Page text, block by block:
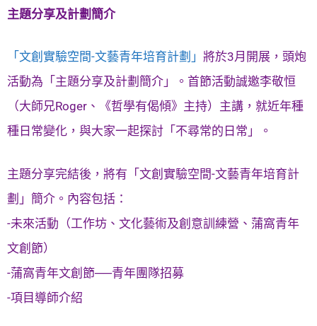
主題分享及計劃簡介
「文創實驗空間-文藝青年培育計劃」 將於3月開展，頭炮
活動為「主題分享及計劃簡介」。首節活動誠邀李敬恒
（大師兄Roger、《哲學有偈傾》主持）主講，就近年種
種日常變化，與大家一起探討「不尋常的日常」。
主題分享完結後，將有「文創實驗空間-文藝青年培育計
劃」簡介。內容包括：
-未來活動（工作坊、文化藝術及創意訓練營、蒲窩青年
文創節）
-蒲窩青年文創節──青年團隊招募
-項目導師介紹